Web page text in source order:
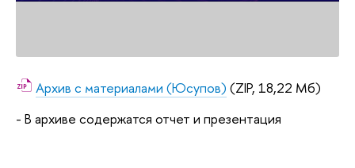
Архив с материалами (Юсупов) (ZIP, 18,22 Мб)
- В архиве содержатся отчет и презентация